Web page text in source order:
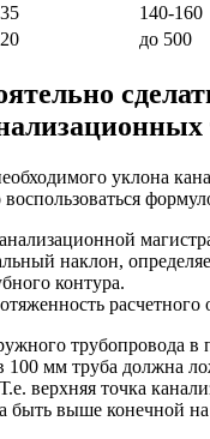
35 140-160
20 до 500
уклона
наклон,
контура.
расчетного
трубопровода в
100 мм труба должна
верхняя точка
быть выше конечной